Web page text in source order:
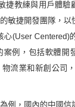
捷教練與用戶體驗
敏捷開發團隊，以
(User Centered)
例，包括軟體開
流業和新創公司
，國內的中國信